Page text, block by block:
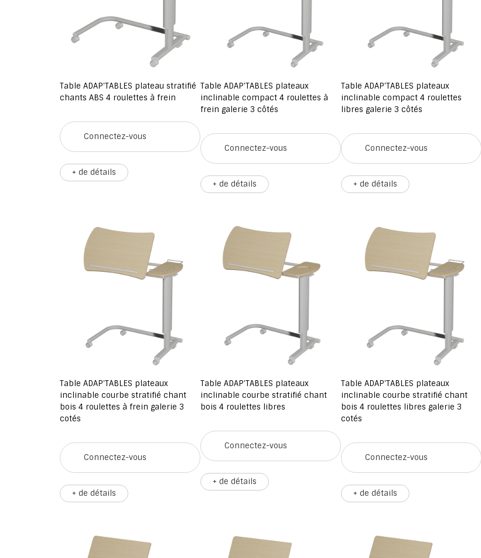
Table ADAP'TABLES plateau stratifié
chants ABS 4 roulettes à frein
Connectez-vous
+ de détails
Table ADAP'TABLES plateaux
inclinable compact 4 roulettes à
frein galerie 3 côtés
Connectez-vous
+ de détails
Table ADAP'TABLES plateaux
inclinable compact 4 roulettes
libres galerie 3 côtés
Connectez-vous
+ de détails
Table ADAP'TABLES plateaux
inclinable courbe stratifié chant
bois 4 roulettes à frein galerie 3
cotés
Connectez-vous
+ de détails
Table ADAP'TABLES plateaux
inclinable courbe stratifié chant
bois 4 roulettes libres
Connectez-vous
+ de détails
Table ADAP'TABLES plateaux
inclinable courbe stratifié chant
bois 4 roulettes libres galerie 3
cotés
Connectez-vous
+ de détails